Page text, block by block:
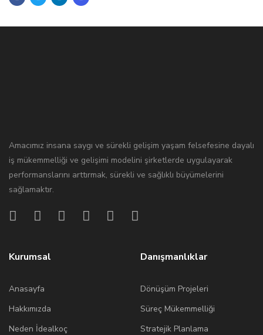
Amacımız insana saygı ve sürekli gelişim yaşam felsefesine dayalı
iş mükemmelliği ve gelişimi modelini şirketlerde uygulayarak
performanslarını arttırmak, sürekli ve sağlıklı büyümelerini
sağlamaktır.
Kurumsal
Anasayfa
Hakkımızda
Neden İdealkoç
Danışmanlıklar
Dönüşüm Projeleri
Süreç Mükemmelliği
Stratejik Planlama